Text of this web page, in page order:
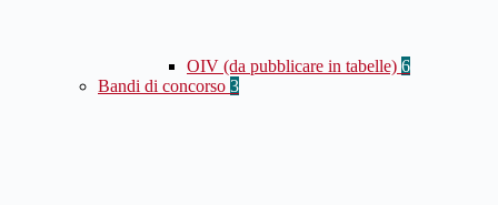
OIV (da pubblicare in tabelle) 6
Bandi di concorso 3